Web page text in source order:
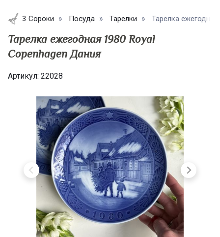
3 Сороки Посуда Тарелки Тарелка
Тарелка ежегодная 1980 Royal
Copenhagen Дания
Артикул: 22028